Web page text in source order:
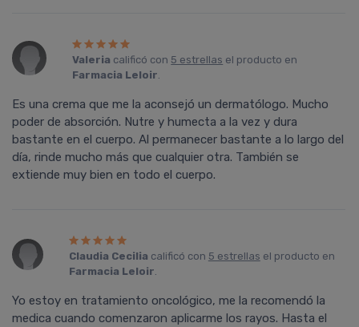
Valeria calificó con 5 estrellas el producto en
Farmacia Leloir.
Es una crema que me la aconsejó un dermatólogo. Mucho
poder de absorción. Nutre y humecta a la vez y dura
bastante en el cuerpo. Al permanecer bastante a lo largo del
día, rinde mucho más que cualquier otra. También se
extiende muy bien en todo el cuerpo.
Claudia Cecilia calificó con 5 estrellas el producto en
Farmacia Leloir.
Yo estoy en tratamiento oncológico, me la recomendó la
medica cuando comenzaron aplicarme los rayos. Hasta el